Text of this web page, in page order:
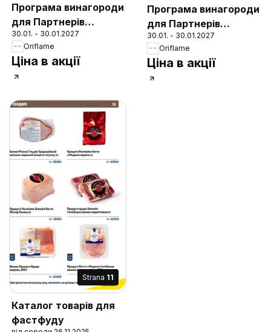
Програма винагороди
для Партнерів
Бренду
30.01. - 30.01.2027
Oriflame
Ціна в акції
Програма винагороди
для Партнерів
Бренду
30.01. - 30.01.2027
Oriflame
Ціна в акції
Strana 11
Каталог товарів для
фастфуду